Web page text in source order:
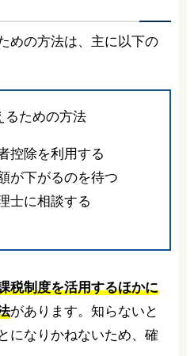
めの方法は、主に以下の
るための方法
控除を利用する
が下がるのを待つ
士に相談する
税制度を活用するほかに
があります。知らないと
になりかねないため、確